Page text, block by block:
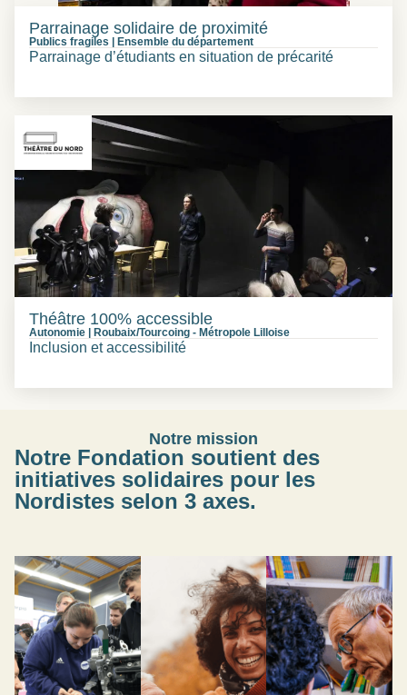
Parrainage solidaire de proximité
Publics fragiles Ensemble du département
Parrainage d’étudiants en situation de précarité
Théâtre 100% accessible
Autonomie Roubaix/Tourcoing - Métropole Lilloise
Inclusion et accessibilité
Notre mission
Notre Fondation soutient des
initiatives solidaires pour les
Nordistes selon 3 axes.